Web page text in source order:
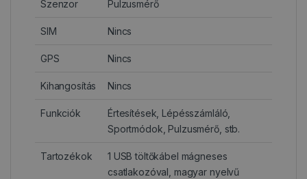
Szenzor Pulzusmérő
SIM Nincs
GPS Nincs
Kihangosítás Nincs
Funkciók
Értesítések, Lépésszámláló,
Sportmódok, Pulzusmérő, stb.
Tartozékok
1 USB töltőkábel mágneses
csatlakozóval, magyar nyelvű